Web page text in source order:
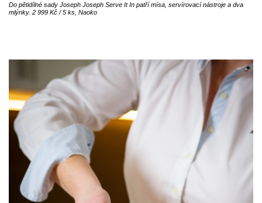
Do pětidílné sady Joseph Joseph Serve It In patří mísa, servírovací nástroje a dva
mlýnky. 2 999 Kč / 5 ks, Naoko